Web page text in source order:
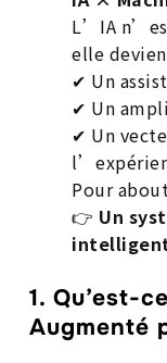
L’IA
elle
✔ Un
✔ Un
✔ Un
Pour
👉 Un
1. Qu’est-
Augmenté